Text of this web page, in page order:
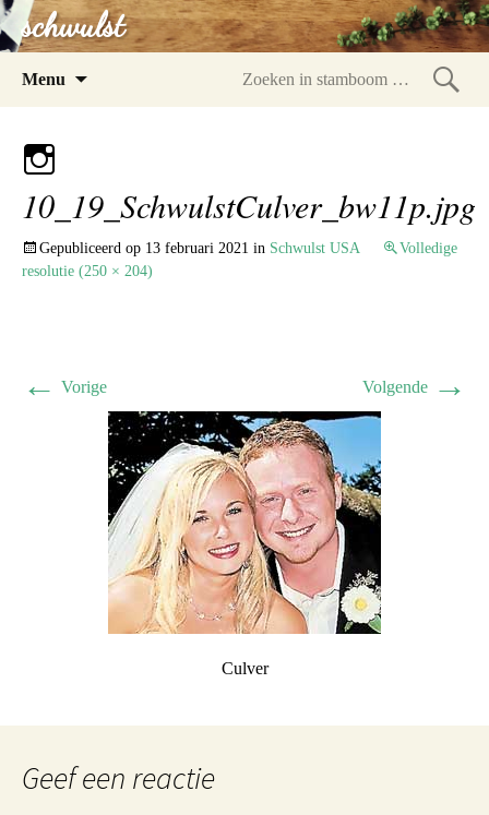
schwulst
Menu
10_19_SchwulstCulver_bw11p.jpg
Gepubliceerd op 13 februari 2021 in Schwulst USA
Volledige
resolutie (250 × 204)
← Vorige Volgende →
Culver
Geef een reactie